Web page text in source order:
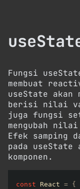
Fungsi
membuat
useState akan
berisi nilai
juga fungsi
mengubah
Efek samping
pada useState
komponen.
const React = {